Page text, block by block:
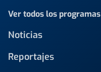
Ver todos los programas
Noticias
Reportajes